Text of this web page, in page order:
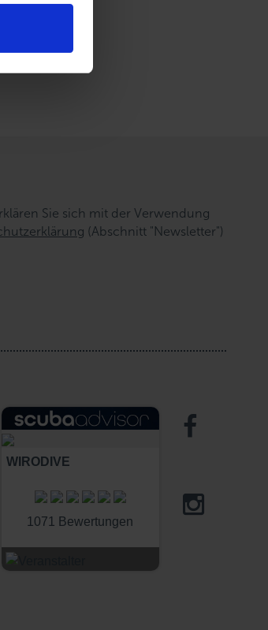
Sie sich mit der Verwendung
(Abschnitt "Newsletter")
WIRODIVE
1071 Bewertungen